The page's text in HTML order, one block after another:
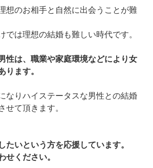
想のお相手と自然に出会うことが難
では理想の結婚も難しい時代です。
性は、職業や家庭環境などにより女
ります。
なりハイステータスな男性との結婚
せて頂きます。
たいという方を応援しています。
せください。